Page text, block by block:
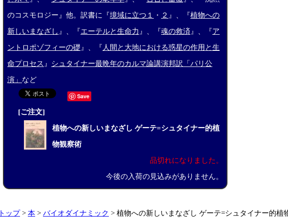
のコスモロジー』他。訳書に『境域に立つ１ ・ ２ 』、『植物への
新しいまなざし 』、『エーテルと生命力 』、『魂の救済 』、『ア
ントロポゾフィーの礎 』、『 人間と大地における惑星の作用と生
命プロセス 』 シュタイナー最晩年のカルマ論講演邦訳「パリ公
演」 など
Save
[ご注文]
植物への新しいまなざし ゲーテ=シュタイナー的植
物観察術
品切れになりました。
今後の入荷の見込みがありません。
トップ> 本 > バイオダイナミック > 植物への新しいまなざし ゲーテ=シュタイナー的植